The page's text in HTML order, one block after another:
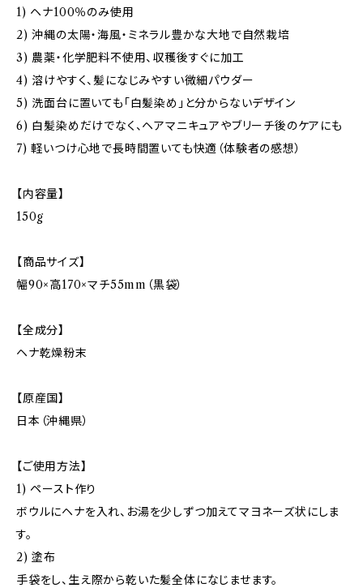
1) ヘナ100％のみ使用
2) 沖縄の太陽・海風・ミネラル豊かな大地で自然栽培
3) 農薬・化学肥料不使用、収穫後すぐに加工
4) 溶けやすく、髪になじみやすい微細パウダー
5) 洗面台に置いても「白髪染め」と分からないデザイン
6) 白髪染めだけでなく、ヘアマニキュアやブリーチ後のケアにも
7) 軽いつけ心地で長時間置いても快適（体験者の感想）
【内容量】
150g
【商品サイズ】
幅90×高170×マチ55mm（黒袋）
【全成分】
ヘナ乾燥粉末
【原産国】
日本（沖縄県）
【ご使用方法】
1) ペースト作り
ボウルにヘナを入れ、お湯を少しずつ加えてマヨネーズ状にしま
す。
2) 塗布
手袋をし、生え際から乾いた髪全体になじませます。